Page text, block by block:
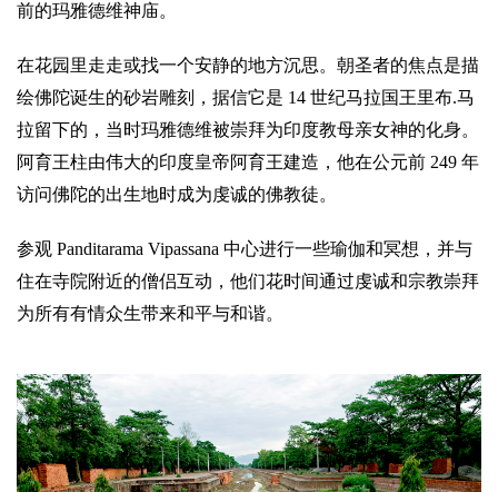
前的玛雅德维神庙。
在花园里走走或找一个安静的地方沉思。朝圣者的焦点是描
绘佛陀诞生的砂岩雕刻，据信它是 14 世纪马拉国王里布.马
拉留下的，当时玛雅德维被崇拜为印度教母亲女神的化身。
阿育王柱由伟大的印度皇帝阿育王建造，他在公元前 249 年
访问佛陀的出生地时成为虔诚的佛教徒。
参观 Panditarama Vipassana 中心进行一些瑜伽和冥想，并与
住在寺院附近的僧侣互动，他们花时间通过虔诚和宗教崇拜
为所有有情众生带来和平与和谐。